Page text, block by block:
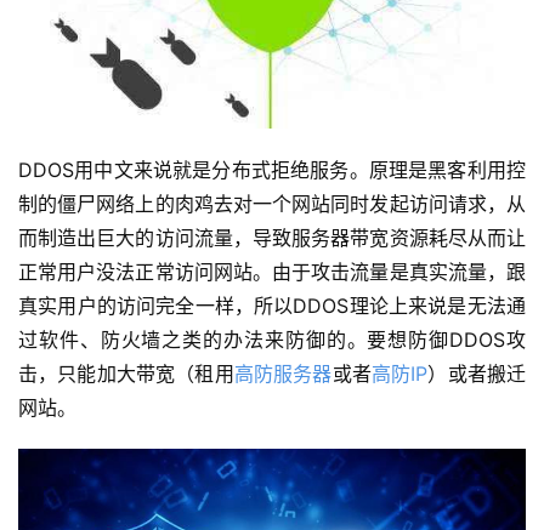
DDOS用中文来说就是分布式拒绝服务。原理是黑客利用控
制的僵尸网络上的肉鸡去对一个网站同时发起访问请求，从
而制造出巨大的访问流量，导致服务器带宽资源耗尽从而让
正常用户没法正常访问网站。由于攻击流量是真实流量，跟
真实用户的访问完全一样，所以DDOS理论上来说是无法通
过软件、防火墙之类的办法来防御的。要想防御DDOS攻
击，只能加大带宽（租用高防服务器或者高防IP）或者搬迁
网站。